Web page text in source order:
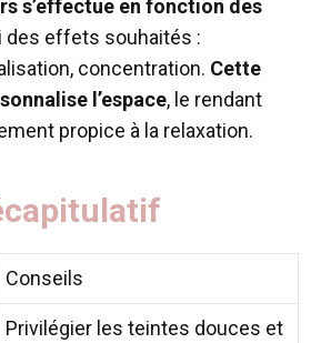
s’effectue en fonction des
des effets souhaités :
concentration. Cette
l’espace, le rendant
propice à la relaxation.
Conseils
Privilégier les teintes douces et